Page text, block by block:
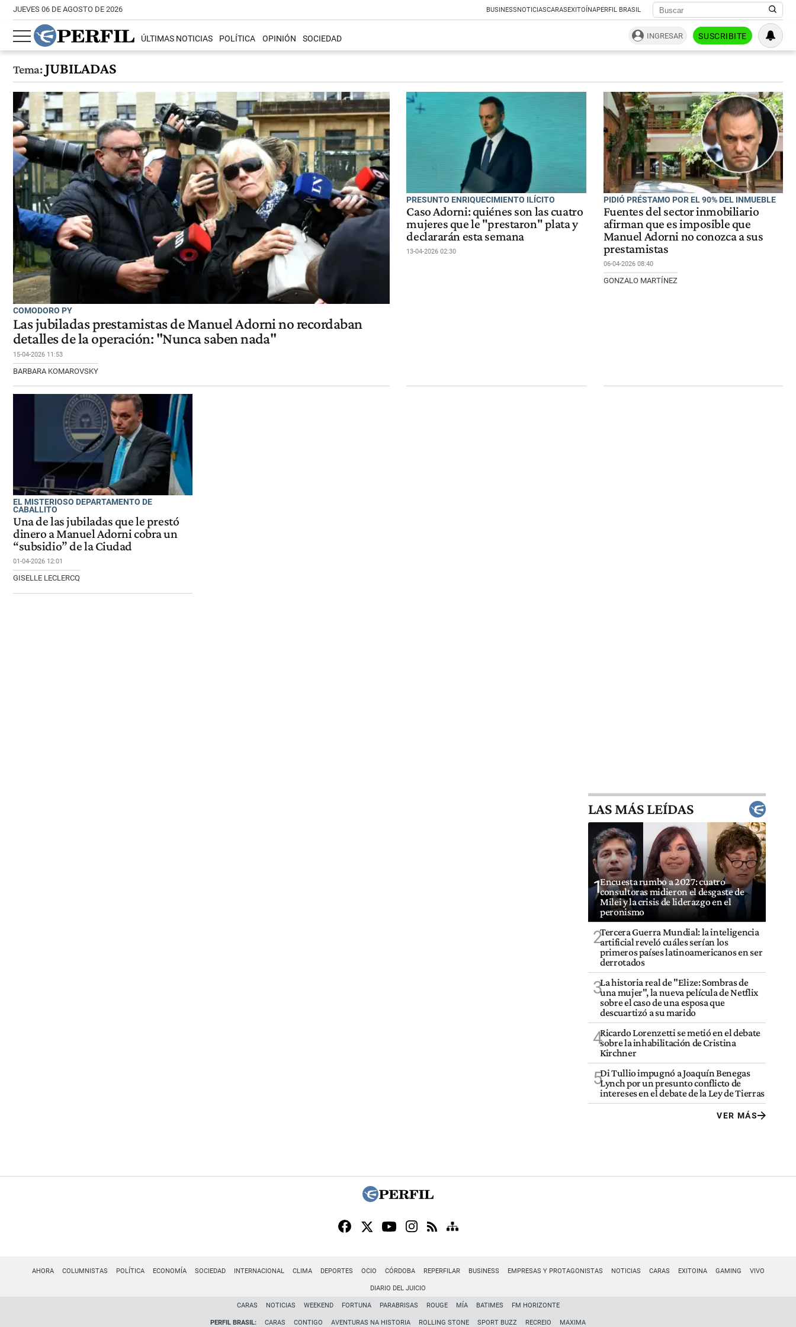
JUEVES 06 DE AGOSTO DE 2026 BUSINESSNOTICIASCARASEXITOÍNAPERFIL BRASIL
ÚLTIMAS NOTICIAS POLÍTICA OPINIÓN SOCIEDAD INGRESAR SUSCRIBITE
Tema:JUBILADAS
COMODORO PY
Las jubiladas prestamistas de Manuel Adorni no recordaban
detalles de la operación: "Nunca saben nada"
15-04-2026 11:53
BARBARA KOMAROVSKY
PRESUNTO ENRIQUECIMIENTO ILÍCITO
Caso Adorni: quiénes son las cuatro
mujeres que le "prestaron" plata y
declararán esta semana
13-04-2026 02:30
PIDIÓ PRÉSTAMO POR EL 90% DEL INMUEBLE
Fuentes del sector inmobiliario
afirman que es imposible que
Manuel Adorni no conozca a sus
prestamistas
06-04-2026 08:40
GONZALO MARTÍNEZ
EL MISTERIOSO DEPARTAMENTO DE
CABALLITO
Una de las jubiladas que le prestó
dinero a Manuel Adorni cobra un
“subsidio” de la Ciudad
01-04-2026 12:01
GISELLE LECLERCQ
LAS MÁS LEÍDAS
1Encuesta rumbo a 2027: cuatro
consultoras midieron el desgaste de
Milei y la crisis de liderazgo en el
peronismo
2Tercera Guerra Mundial: la inteligencia
artificial reveló cuáles serían los
primeros países latinoamericanos en ser
derrotados
3La historia real de "Elize: Sombras de
una mujer", la nueva película de Netflix
sobre el caso de una esposa que
descuartizó a su marido
4Ricardo Lorenzetti se metió en el debate
sobre la inhabilitación de Cristina
Kirchner
5Di Tullio impugnó a Joaquín Benegas
Lynch por un presunto conflicto de
intereses en el debate de la Ley de Tierras
VER MÁS
AHORA COLUMNISTAS POLÍTICA ECONOMÍA SOCIEDAD INTERNACIONAL CLIMA DEPORTES OCIO CÓRDOBA REPERFILAR BUSINESS EMPRESAS Y PROTAGONISTAS NOTICIAS CARAS EXITOINA GAMING VIVO
DIARIO DEL JUICIO
CARAS NOTICIAS WEEKEND FORTUNA PARABRISAS ROUGE MÍA BATIMES FM HORIZONTE
PERFIL BRASIL: CARAS CONTIGO AVENTURAS NA HISTORIA ROLLING STONE SPORT BUZZ RECREIO MAXIMA